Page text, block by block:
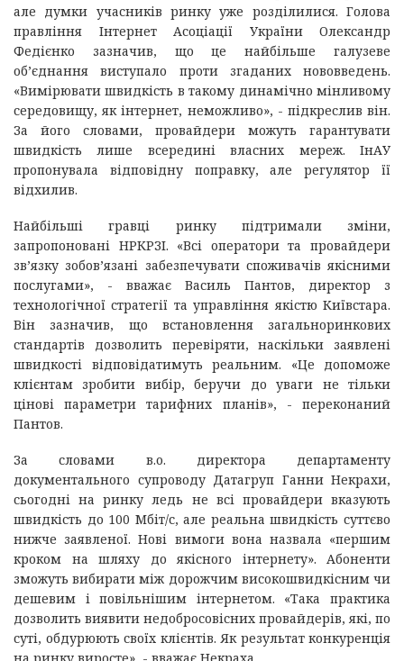
але думки учасників ринку уже розділилися. Голова
правління Інтернет Асоціації України Олександр
Федієнко зазначив, що це найбільше галузеве
об’єднання виступало проти згаданих нововведень.
«Вимірювати швидкість в такому динамічно мінливому
середовищу, як інтернет, неможливо», - підкреслив він.
За його словами, провайдери можуть гарантувати
швидкість лише всередині власних мереж. ІнАУ
пропонувала відповідну поправку, але регулятор її
відхилив.
Найбільші гравці ринку підтримали зміни,
запропоновані НРКРЗІ. «Всі оператори та провайдери
зв’язку зобов’язані забезпечувати споживачів якісними
послугами», - вважає Василь Пантов, директор з
технологічної стратегії та управління якістю Київстара.
Він зазначив, що встановлення загальноринкових
стандартів дозволить перевіряти, наскільки заявлені
швидкості відповідатимуть реальним. «Це допоможе
клієнтам зробити вибір, беручи до уваги не тільки
цінові параметри тарифних планів», - переконаний
Пантов.
За словами в.о. директора департаменту
документального супроводу Датагруп Ганни Некрахи,
сьогодні на ринку ледь не всі провайдери вказують
швидкість до 100 Мбіт/с, але реальна швидкість суттєво
нижче заявленої. Нові вимоги вона назвала «першим
кроком на шляху до якісного інтернету». Абоненти
зможуть вибирати між дорожчим високошвидкісним чи
дешевим і повільнішим інтернетом. «Така практика
дозволить виявити недобросовісних провайдерів, які, по
суті, обдурюють своїх клієнтів. Як результат конкуренція